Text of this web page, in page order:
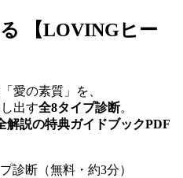
【LOVINGヒー
愛の素質」を、
出す全8タイプ診断。
解説の特典ガイドブックPDF
診断（無料・約3分）